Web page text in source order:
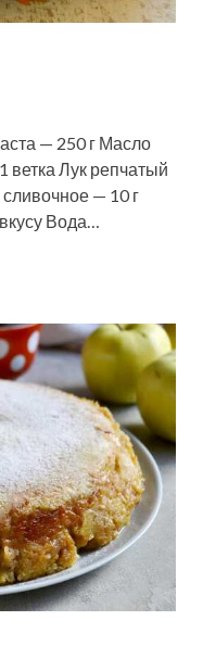
— 250 г Масло
ветка Лук репчатый
— 10 г
Вода…